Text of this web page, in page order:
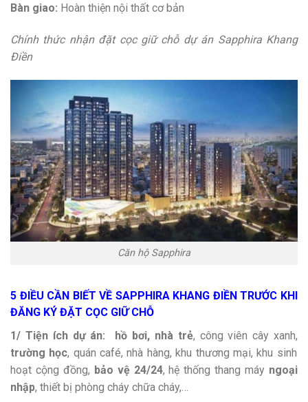
Bàn giao: Hoàn thiện nội thất cơ bản
Chính thức nhận đặt cọc giữ chỗ dự án Sapphira Khang
Điền
Căn hộ Sapphira
5 ĐIỀU CẦN BIẾT VỀ SAPPHIRA KHANG ĐIỀN TRƯỚC KHI
ĐĂNG KÝ ĐẶT CỌC GIỮ CHỖ
1/ Tiện ích dự án: hồ bơi, nhà trẻ, công viên cây xanh,
trường học, quán café, nhà hàng, khu thương mại, khu sinh
hoạt cộng đồng, bảo vệ 24/24, hệ thống thang máy ngoại
nhập, thiết bị phòng cháy chữa cháy,…